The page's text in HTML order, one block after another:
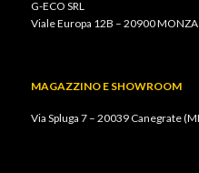
G-ECO SRL
Viale Europa 12B – 20900
MAGAZZINO E SHOWROOM
Via Spluga 7 – 20039 Canegrate